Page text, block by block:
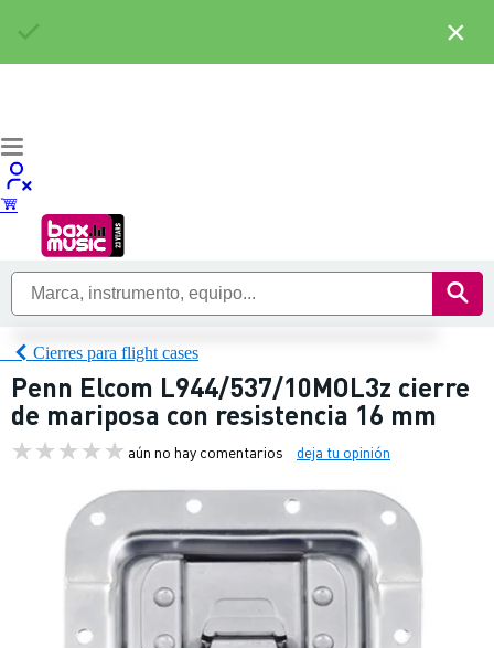
Cierres para flight cases
Penn Elcom L944/537/10MOL3z cierre
de mariposa con resistencia 16 mm
aún no hay comentarios deja tu opinión
×